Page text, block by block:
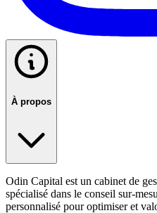
À propos
Odin Capital est un cabinet de
spécialisé dans le conseil sur-
personnalisé pour optimiser et